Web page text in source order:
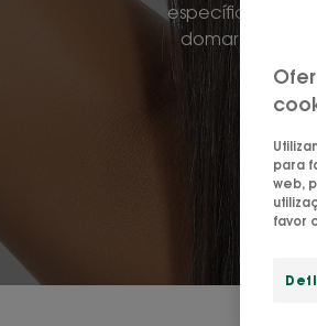
específicos,
domar o
para
web,
favor